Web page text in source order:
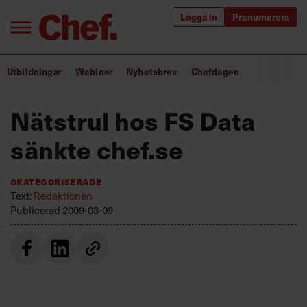
Logga in Prenumerera
Annonsera
Bra ledare förändrar världen
Utbildning för ledare
Chefakademin+
Populära utbildningar
Utbildningar Webinar Nyhetsbrev Chefdagen
Nätstrul hos FS Data
sänkte chef.se
Okategoriserade
Text:Redaktionen
Publicerad 2009-03-09